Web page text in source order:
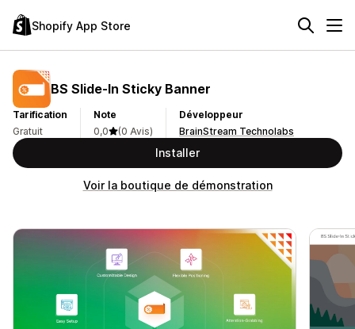
Shopify App Store
BS Slide‑In Sticky Banner
Tarification
Gratuit
Note
0,0
(0 Avis)
Développeur
BrainStream Technolabs
Installer
Voir la boutique de démonstration